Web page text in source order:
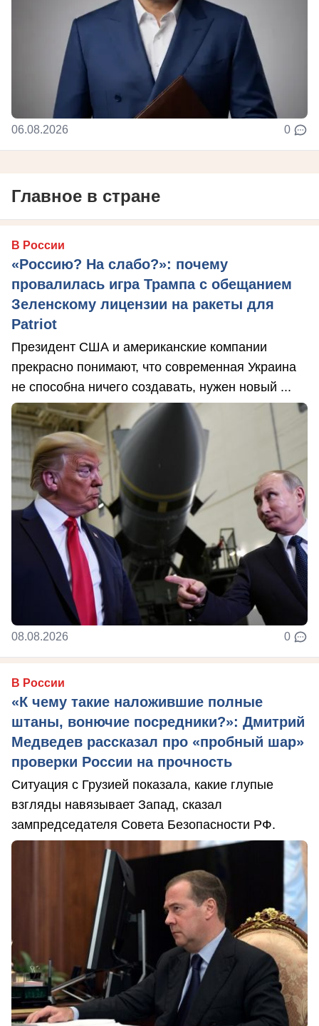
06.08.2026 0
Главное в стране
В России
«Россию? На слабо?»: почему
провалилась игра Трампа с обещанием
Зеленскому лицензии на ракеты для
Patriot
Президент США и американские компании
прекрасно понимают, что современная Украина
не способна ничего создавать, нужен новый ...
08.08.2026 0
В России
«К чему такие наложившие полные
штаны, вонючие посредники?»: Дмитрий
Медведев рассказал про «пробный шар»
проверки России на прочность
Ситуация с Грузией показала, какие глупые
взгляды навязывает Запад, сказал
зампредседателя Совета Безопасности РФ.